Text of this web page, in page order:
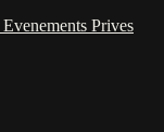
Evenements Prives